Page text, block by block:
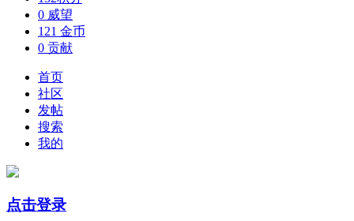
0 威望
121 金币
0 贡献
首页
社区
发帖
搜索
我的
点击登录